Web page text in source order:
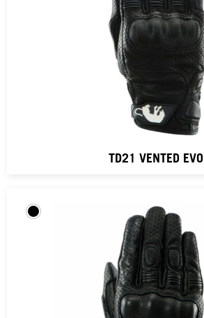
TD21 VENTED EVO